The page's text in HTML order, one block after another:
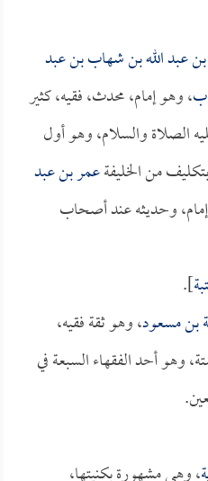
عبد الله بن شهاب بن عبد
، وهو إمام، محدث، فقيه، كثير
الصلاة والسلام، وهو أول
من الخليفةعمر بن عبد
إمام، وحديثه عند أصحاب
].
بن مسعود، وهو ثقة فقيه،
وهو أحد الفقهاء السبعة في